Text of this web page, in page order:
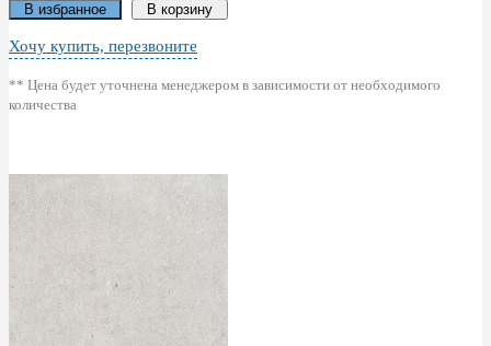
В избранное В корзину
Хочу купить, перезвоните
** Цена будет уточнена менеджером в зависимости от необходимого
количества